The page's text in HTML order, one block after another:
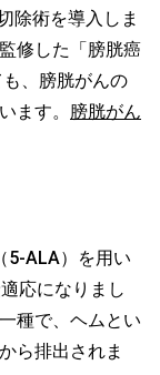
除術を導入しま
修した「膀胱癌
、膀胱がんの
ます。 膀胱がん
5-ALA）を用い
応になりまし
種で、ヘムとい
ら排出されま